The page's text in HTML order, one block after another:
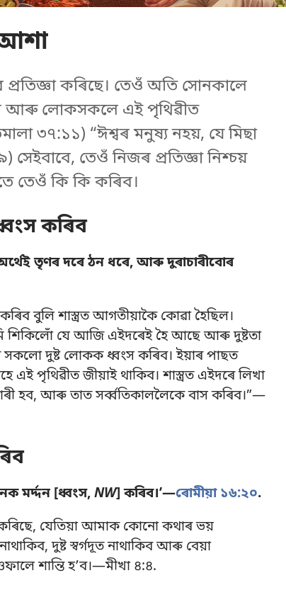
প্ৰতিজ্ঞা কৰিছে। তেওঁ অতি সোনকালে
আৰু লোকসকলে এই পৃথিৱীত
৩৭:১১) “ঈশ্বৰ মনুষ্য নহয়, যে মিছা
) সেইবাবে, তেওঁ নিজৰ প্ৰতিজ্ঞা নিশ্চয়
তেওঁ কি কি কৰিব।
কৰিব
তৃণৰ দৰে ঠন ধৰে, আৰু দুৰাচাৰীবোৰ
বুলি শাস্ত্ৰত আগতীয়াকৈ কোৱা হৈছিল।
যে আজি এইদৰেই হৈ আছে আৰু দুষ্টতা
সকলো দুষ্ট লোকক ধ্বংস কৰিব। ইয়াৰ পাছত
পৃথিৱীত জীয়াই থাকিব। শাস্ত্ৰত এইদৰে লিখা
হব, আৰু তাত সৰ্ব্বতিকাললৈকে বাস কৰিব।”—
মৰ্দ্দন [ধ্বংস,NW] কৰিব।’—ৰোমীয়া ১৬:২০.
কৰিছে, যেতিয়া আমাক কোনো কথাৰ ভয়
দুষ্ট স্বৰ্গদূত নাথাকিব আৰু বেয়া
শান্তি হʼব।—মীখা ৪:৪.